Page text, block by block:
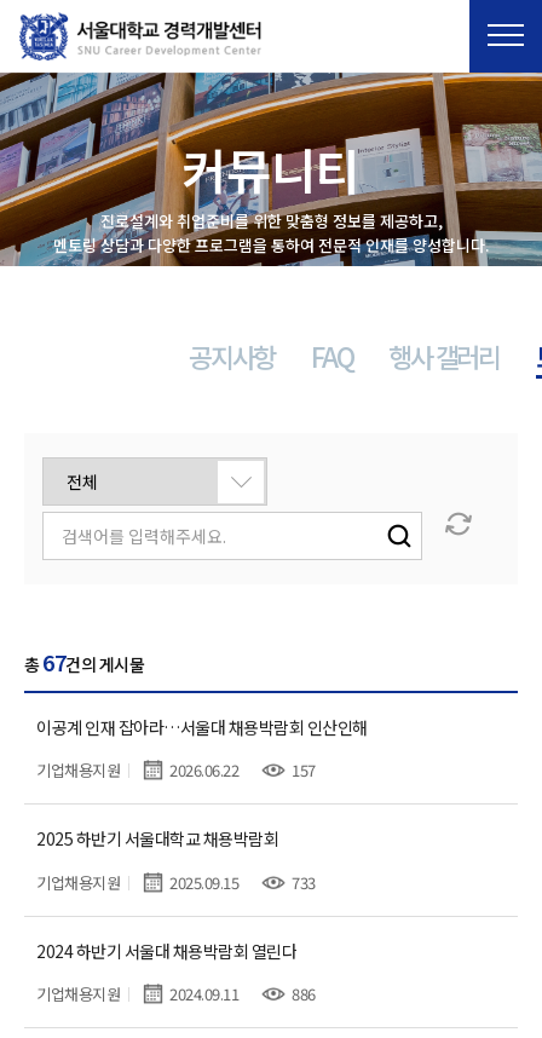
커뮤니티
진로설계와 취업준비를 위한 맞춤형 정보를 제공하고,
멘토링 상담과 다양한 프로그램을 통하여 전문적 인재를 양성합니다.
공지사항 FAQ 행사 갤러리
총67건의 게시물
이공계 인재 잡아라…서울대 채용박람회 인산인해
기업채용지원 2026.06.22 157
2025 하반기 서울대학교 채용박람회
기업채용지원 2025.09.15 733
2024 하반기 서울대 채용박람회 열린다
기업채용지원 2024.09.11 886